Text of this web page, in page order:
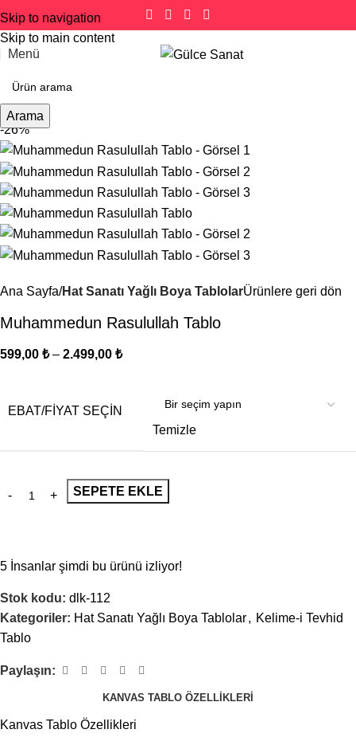
Skip to navigation
Skip to main content
Menü
Arama
-26%
Ana Sayfa Hat Sanatı Yağlı Boya TablolarÜrünlere geri dön
Muhammedun Rasulullah Tablo
599,00 ₺ – 2.499,00 ₺
EBAT/FİYAT SEÇİN
Temizle
SEPETE EKLE
5 İnsanlar şimdi bu ürünü izliyor!
Stok kodu: dlk-112
Kategoriler: Hat Sanatı Yağlı Boya Tablolar, Kelime-i Tevhid
Tablo
Paylaşın:
KANVAS TABLO ÖZELLIKLERI
Kanvas Tablo Özellikleri